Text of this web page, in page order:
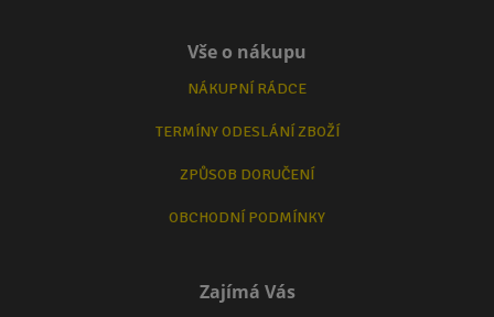
Vše o nákupu
NÁKUPNÍ RÁDCE
TERMÍNY ODESLÁNÍ ZBOŽÍ
ZPŮSOB DORUČENÍ
OBCHODNÍ PODMÍNKY
Zajímá Vás